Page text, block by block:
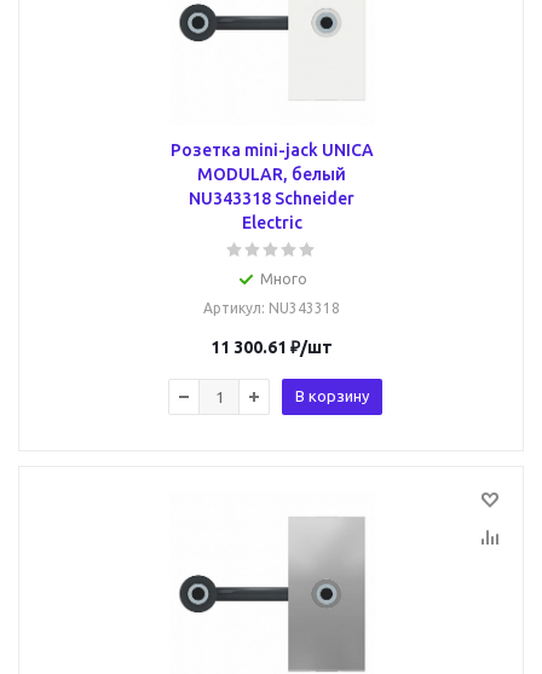
Розетка mini-jack UNICA
MODULAR, белый
NU343318 Schneider
Electric
Много
Артикул: NU343318
11 300.61 ₽/шт
В корзину